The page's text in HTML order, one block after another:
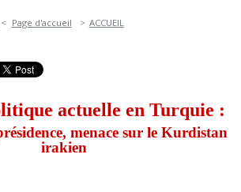
Page d'accueil ACCUEIL
actuelle en Turquie :
menace sur le Kurdistan
irakien